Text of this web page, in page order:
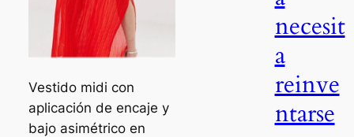
Vestido midi con
aplicación de encaje y
bajo asimétrico en
necesit
a
reinve
ntarse